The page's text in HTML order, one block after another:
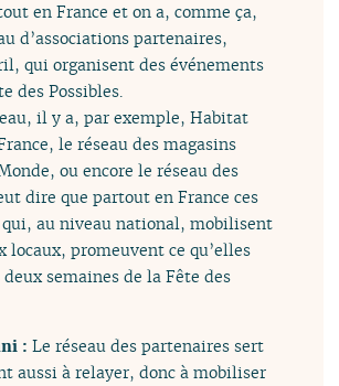
en France et on a, comme ça,
d’associations partenaires,
qui organisent des événements
des Possibles.
il y a, par exemple, Habitat
le réseau des magasins
ou encore le réseau des
dire que partout en France ces
qui, au niveau national, mobilisent
locaux, promeuvent ce qu’elles
semaines de la Fête des
:Le réseau des partenaires sert
aussi à relayer, donc à mobiliser